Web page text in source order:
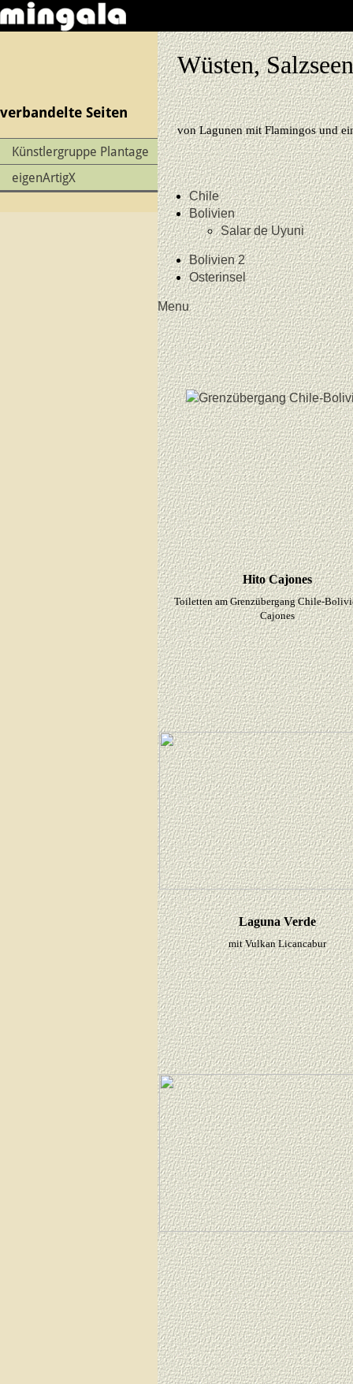
verbandelte Seiten
Künstlergruppe Plantage
eigenArtigX
Wüsten,
von Lagunen mit Flamingos und
Chile
Bolivien
Salar de Uyuni
Bolivien 2
Osterinsel
Menu
Hito Cajones
Toiletten am Grenzübergang Chile-
Cajones
Laguna Verde
mit Vulkan Licancabur